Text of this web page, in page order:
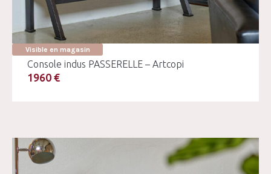
Visible en magasin
Console indus PASSERELLE – Artcopi
1960 €